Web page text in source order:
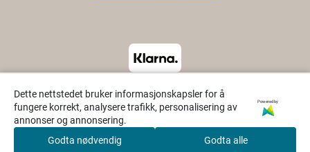
Dette nettstedet bruker informasjonskapsler for å
fungere korrekt, analysere trafikk, personalisering av
annonser og annonsering.
Powered by
Godta nødvendig Godta alle